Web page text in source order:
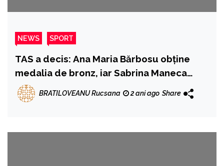
NEWS SPORT
TAS a decis: Ana Maria Bărbosu obține
medalia de bronz, iar Sabrina Maneca
Voinea, locul 4
BRATILOVEANU Rucsana 2 ani ago Share